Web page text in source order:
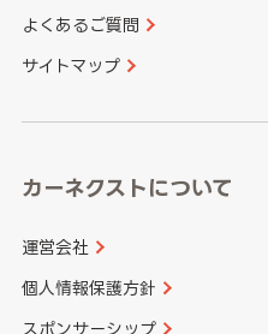
香川県
大分県
よくあるご質問
サイトマップ
カーネクストについて
運営会社
個人情報保護方針
スポンサーシップ